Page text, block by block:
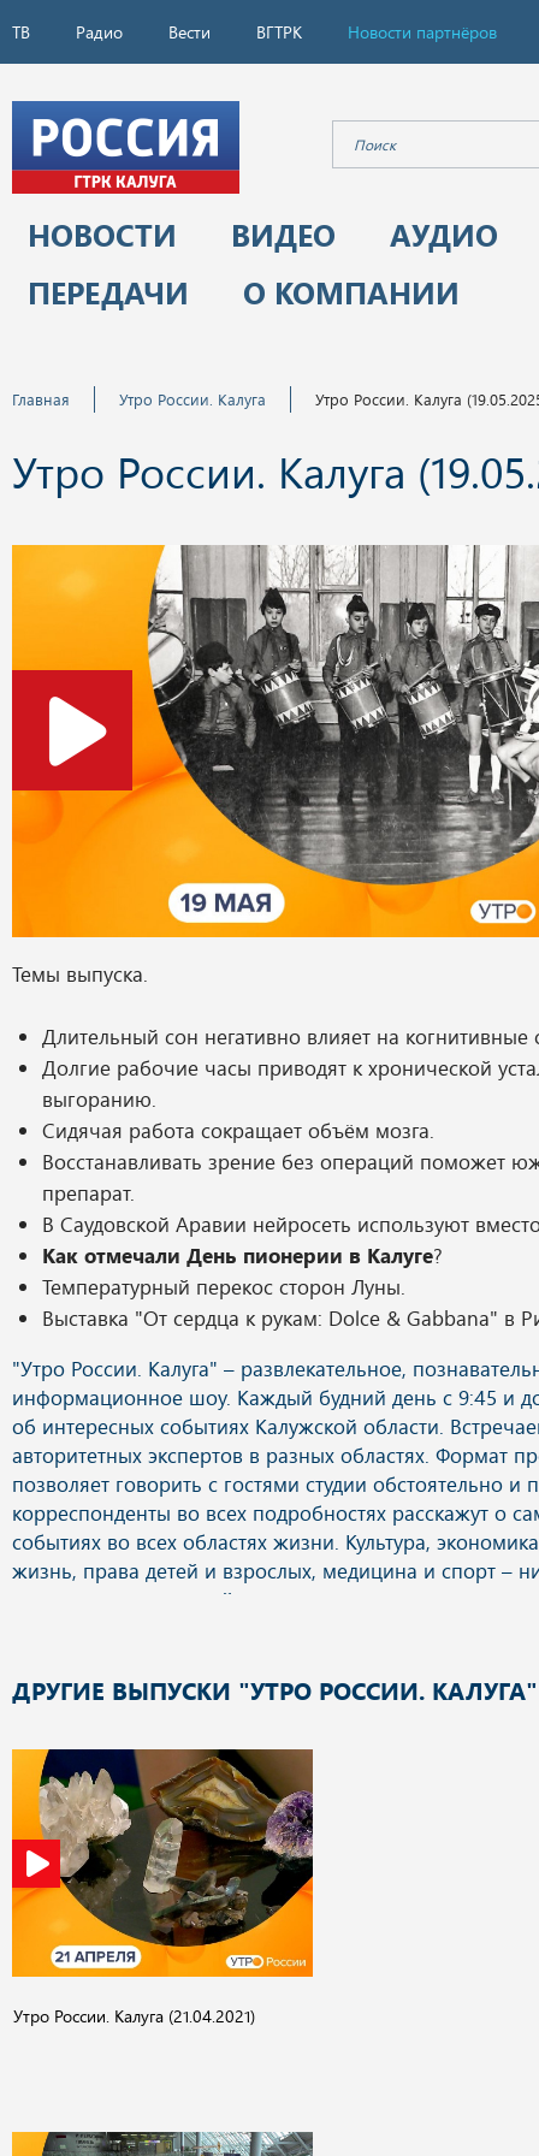
ТВ Радио Вести ВГТРК Новости партнёров
НОВОСТИ ВИДЕО
АУДИО
ПЕРЕДАЧИ
О КОМПАНИИ
Главная Утро России. Калуга Утро России. Калуга
Утро России. Калуга
Темы выпуска.
Длительный сон негативно влияет на когнитивные
Долгие рабочие часы приводят к хронической
выгоранию.
Сидячая работа сокращает объём мозга.
Восстанавливать зрение без операций поможет
препарат.
В Саудовской Аравии нейросеть используют
Как отмечали День пионерии в Калуге?
Температурный перекос сторон Луны.
Выставка "От сердца к рукам: Dolce & Gabbana" в
ДРУГИЕ ВЫПУСКИ "УТРО РОССИИ. КАЛУГА"
Утро России. Калуга (21.04.2021)